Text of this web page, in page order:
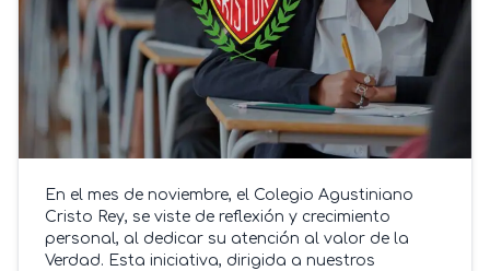
En el mes de noviembre, el Colegio Agustiniano
Cristo Rey, se viste de reflexión y crecimiento
personal, al dedicar su atención al valor de la
Verdad. Esta iniciativa, dirigida a nuestros